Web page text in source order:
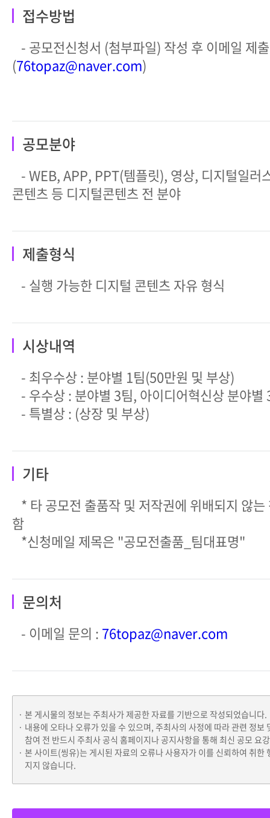
접수방법
- 공모전신청서 (첨부파일) 작성 후 이메일 제출
(76topaz@naver.com)
공모분야
- WEB, APP, PPT(템플릿), 영상, 디지털일러
콘텐츠 등 디지털콘텐츠 전 분야
제출형식
- 실행 가능한 디지털 콘텐츠 자유 형식
시상내역
- 최우수상 : 분야별 1팀(50만원 및 부상)
- 우수상 : 분야별 3팀, 아이디어혁신상 분야
- 특별상 : (상장 및 부상)
기타
* 타 공모전 출품작 및 저작권에 위배되지 않
함
*신청메일 제목은 "공모전출품_팀대표명"
문의처
- 이메일 문의 : 76topaz@naver.com
본 게시물의 정보는 주최사가 제공한 자료를 기반으로 작성되었습니다.
내용에 오타나 오류가 있을 수 있으며, 주최사의 사정에 따라 관련 정보
참여 전 반드시 주최사 공식 홈페이지나 공지사항을 통해 최신 공모 요
본 사이트(씽유)는 게시된 자료의 오류나 사용자가 이를 신뢰하여 취한
지지 않습니다.